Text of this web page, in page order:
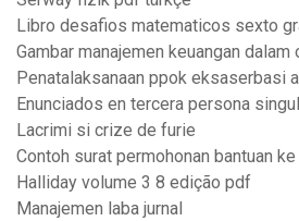
Libro desafios matematicos sexto
Gambar manajemen keuangan dalam
Penatalaksanaan ppok eksaserbasi
Enunciados en tercera persona
Lacrimi si crize de furie
Contoh surat permohonan bantuan
Halliday volume 3 8 edição pdf
Manajemen laba jurnal